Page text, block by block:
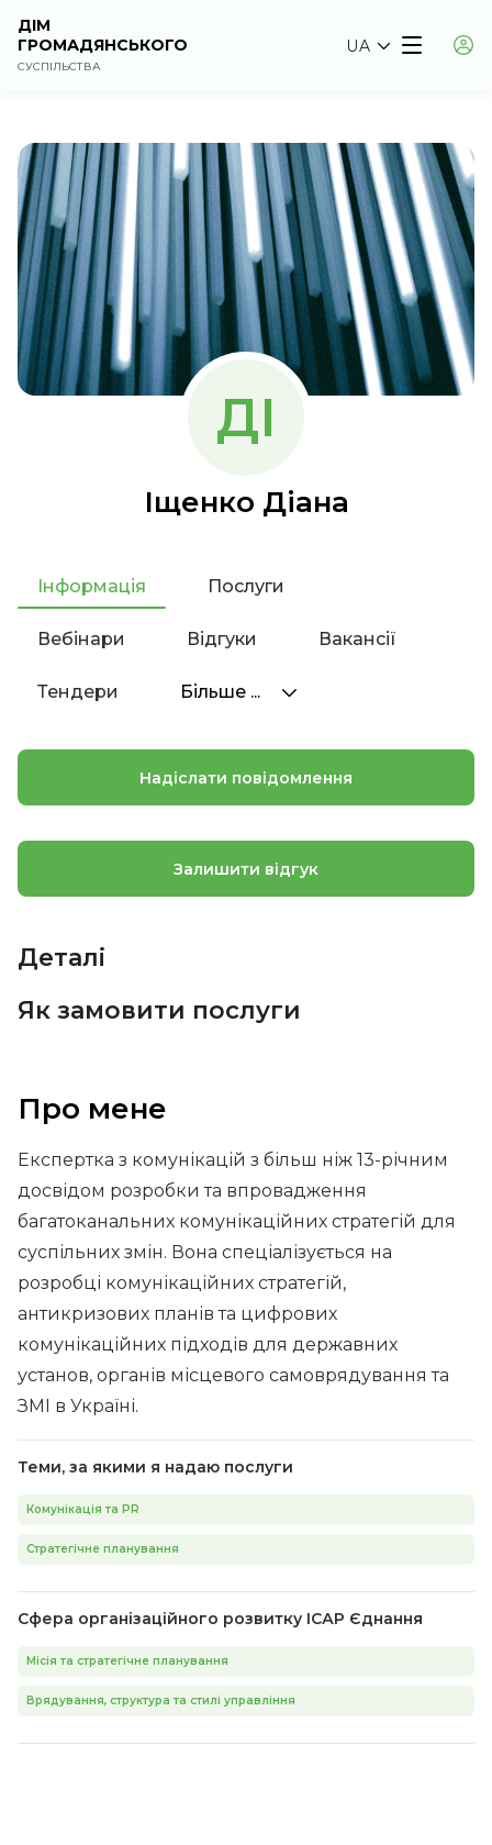
ДІМ
ГРОМАДЯНСЬКОГО
СУСПІЛЬСТВА
UA
ДІ
Іщенко Діана
Інформація Послуги
Вебінари Відгуки Вакансії
Тендери Більше ...
Про мене
Експертка з комунікацій з більш ніж 13-річним
досвідом розробки та впровадження
багатоканальних комунікаційних стратегій для
суспільних змін. Вона спеціалізується на
розробці комунікаційних стратегій,
антикризових планів та цифрових
комунікаційних підходів для державних
установ, органів місцевого самоврядування та
ЗМІ в Україні.
Теми, за якими я надаю послуги
Комунікація та PR
Стратегічне планування
Сфера організаційного розвитку ІСАР Єднання
Місія та стратегічне планування
Врядування, структура та стилі управління
Надіслати повідомлення
Залишити відгук
Деталі
Як замовити послуги